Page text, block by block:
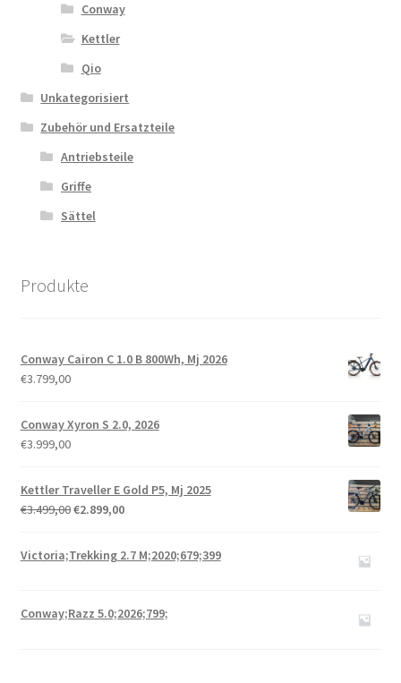
Conway
Kettler
Qio
Unkategorisiert
Zubehör und Ersatzteile
Antriebsteile
Griffe
Sättel
Produkte
Conway Cairon C 1.0 B 800Wh, Mj 2026
€3.799,00
Conway Xyron S 2.0, 2026
€3.999,00
Kettler Traveller E Gold P5, Mj 2025
€3.499,00€2.899,00
Victoria;Trekking 2.7 M;2020;679;399
Conway;Razz 5.0;2026;799;